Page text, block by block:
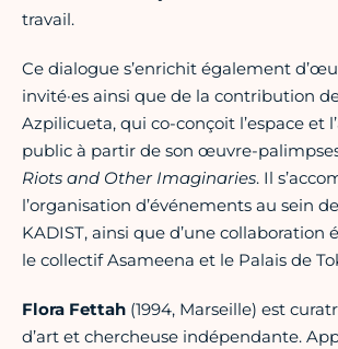
travail.
Ce dialogue s’enrichit également
invité·es ainsi que de la contribution
Azpilicueta, qui co-conçoit l’espace et
public à partir de son œuvre-
Riots and Other Imaginaries. Il
l’organisation d’événements au sein
KADIST, ainsi que d’une collaboration
le collectif Asameena et le Palais de
Flora Fettah (1994, Marseille) est
d’art et chercheuse indépendante.